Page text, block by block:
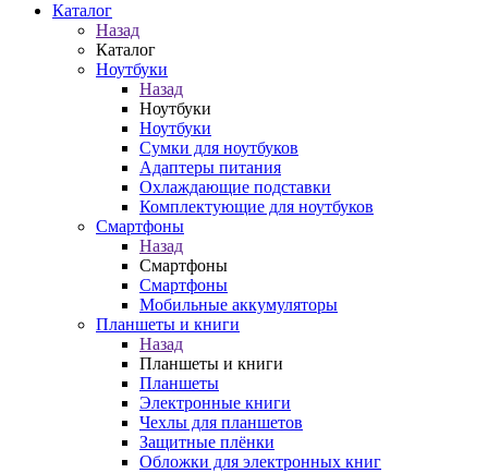
Каталог
Назад
Каталог
Ноутбуки
Назад
Ноутбуки
Ноутбуки
Сумки для ноутбуков
Адаптеры питания
Охлаждающие подставки
Комплектующие для ноутбуков
Смартфоны
Назад
Смартфоны
Смартфоны
Мобильные аккумуляторы
Планшеты и книги
Назад
Планшеты и книги
Планшеты
Электронные книги
Чехлы для планшетов
Защитные плёнки
Обложки для электронных книг